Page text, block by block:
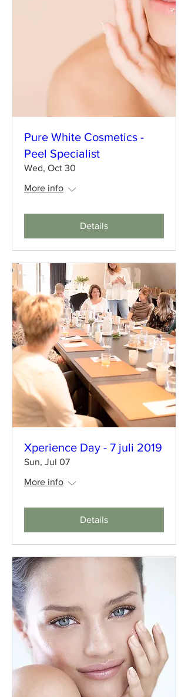
Pure White Cosmetics -
Peel Specialist
Wed, Oct 30
More info
Details
Xperience Day - 7 juli 2019
Sun, Jul 07
More info
Details